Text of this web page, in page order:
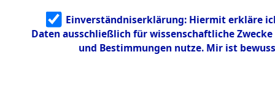
Identifizierun
g
5.3.3
Todesmärsch
Einverständniserklärung: Hiermit erkläre
Daten ausschließlich für wissenschaftliche
und Bestimmungen nutze. Mir ist